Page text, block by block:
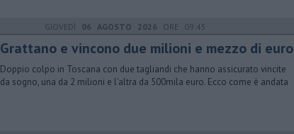
GIOVEDÌ 06 AGOSTO 2026 ORE 09:45
Grattano e vincono due milioni e mezzo di euro
Doppio colpo in Toscana con due tagliandi che hanno assicurato vincite
da sogno, una da 2 milioni e l'altra da 500mila euro. Ecco come è andata